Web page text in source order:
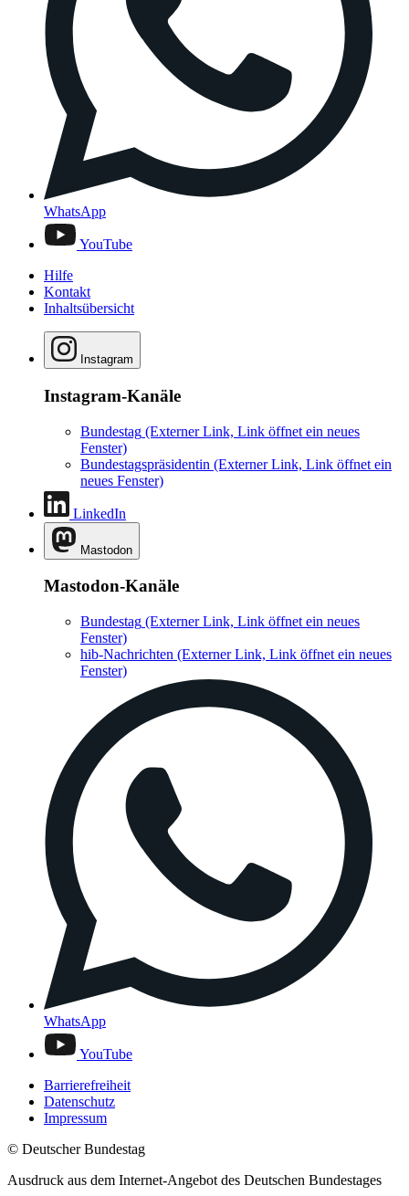
WhatsApp
YouTube
Hilfe
Kontakt
Inhaltsübersicht
Instagram
Instagram-Kanäle
Bundestag (Externer Link, Link öffnet ein neues
Fenster)
Bundestagspräsidentin (Externer Link, Link öffnet ein
neues Fenster)
LinkedIn
Mastodon
Mastodon-Kanäle
Bundestag (Externer Link, Link öffnet ein neues
Fenster)
hib-Nachrichten (Externer Link, Link öffnet ein neues
Fenster)
WhatsApp
YouTube
Barrierefreiheit
Datenschutz
Impressum
© Deutscher Bundestag
Ausdruck aus dem Internet-Angebot des Deutschen Bundestages